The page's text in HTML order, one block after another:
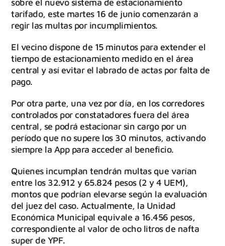
tarifado, este martes 16 de junio comenzarán a
regir las multas por incumplimientos.
El vecino dispone de 15 minutos para extender el
tiempo de estacionamiento medido en el área
central y así evitar el labrado de actas por falta de
pago.
Por otra parte, una vez por día, en los corredores
controlados por constatadores fuera del área
central, se podrá estacionar sin cargo por un
período que no supere los 30 minutos, activando
siempre la App para acceder al beneficio.
Quienes incumplan tendrán multas que varían
entre los 32.912 y 65.824 pesos (2 y 4 UEM),
montos que podrían elevarse según la evaluación
del juez del caso. Actualmente, la Unidad
Económica Municipal equivale a 16.456 pesos,
correspondiente al valor de ocho litros de nafta
super de YPF.